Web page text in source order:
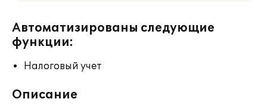
Автоматизированы следующие
функции:
Налоговый учет
Описание